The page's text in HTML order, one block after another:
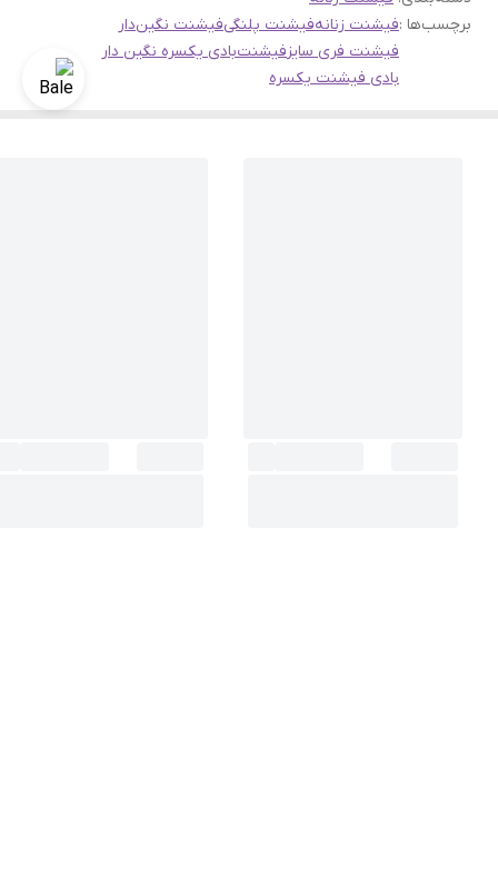
برچسب‌ها :فیشنت زنانهفیشنت پلنگیفیشنت نگین‌دار
فیشنت فری سایزفیشنتبادی یکسره نگین دار
بادی فیشنت یکسره